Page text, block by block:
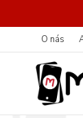
O nás